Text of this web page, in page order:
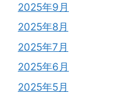
2025年9月
2025年8月
2025年7月
2025年6月
2025年5月